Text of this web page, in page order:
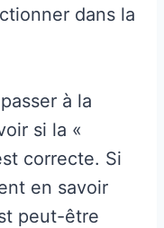
dans la
à la
si la «
correcte. Si
en savoir
peut-être